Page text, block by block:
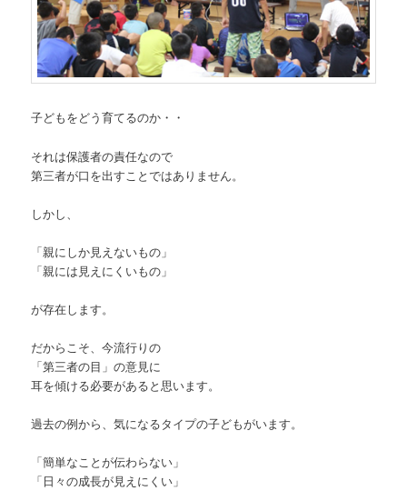
子どもをどう育てるのか・・
それは保護者の責任なので
第三者が口を出すことではありません。
しかし、
「親にしか見えないもの」
「親には見えにくいもの」
が存在します。
だからこそ、今流行りの
「第三者の目」の意見に
耳を傾ける必要があると思います。
過去の例から、気になるタイプの子どもがいます。
「簡単なことが伝わらない」
「日々の成長が見えにくい」